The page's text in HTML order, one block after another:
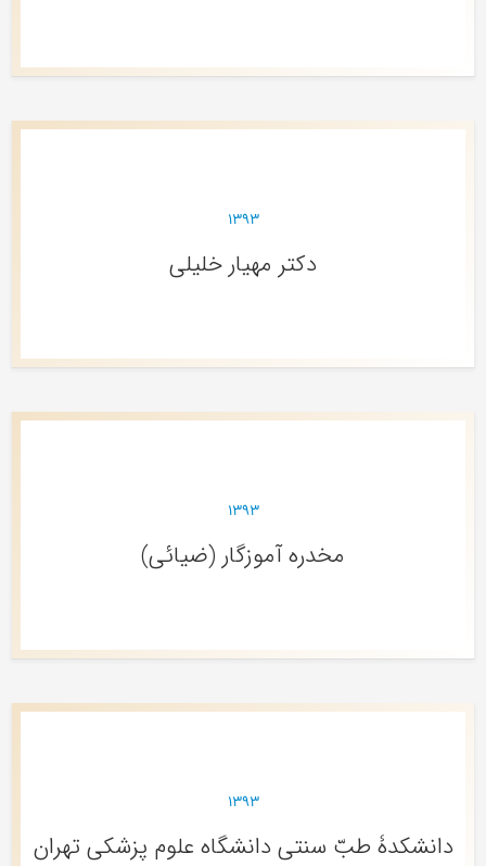
۱۳۹۳
دکتر مهیار خلیلی
۱۳۹۳
مخدره آموزگار (ضیائی)
۱۳۹۳
دانشکدۀ طبّ سنتی دانشگاه علوم پزشکی تهران